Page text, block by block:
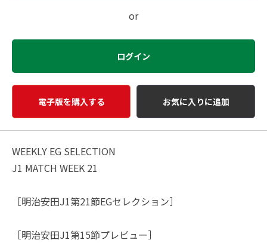
or
ログイン
電子版を購入する お気に入りに追加
WEEKLY EG SELECTION
J1 MATCH WEEK 21
［明治安田J1第21節EGセレクション］
［明治安田J1第15節プレビュー］